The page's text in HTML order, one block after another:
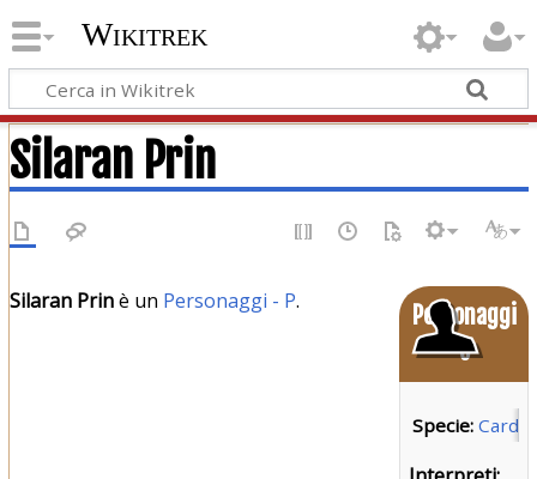
Wikitrek
Silaran Prin
Personaggi
o
Specie:
Silaran Prinè un Personaggi - P.